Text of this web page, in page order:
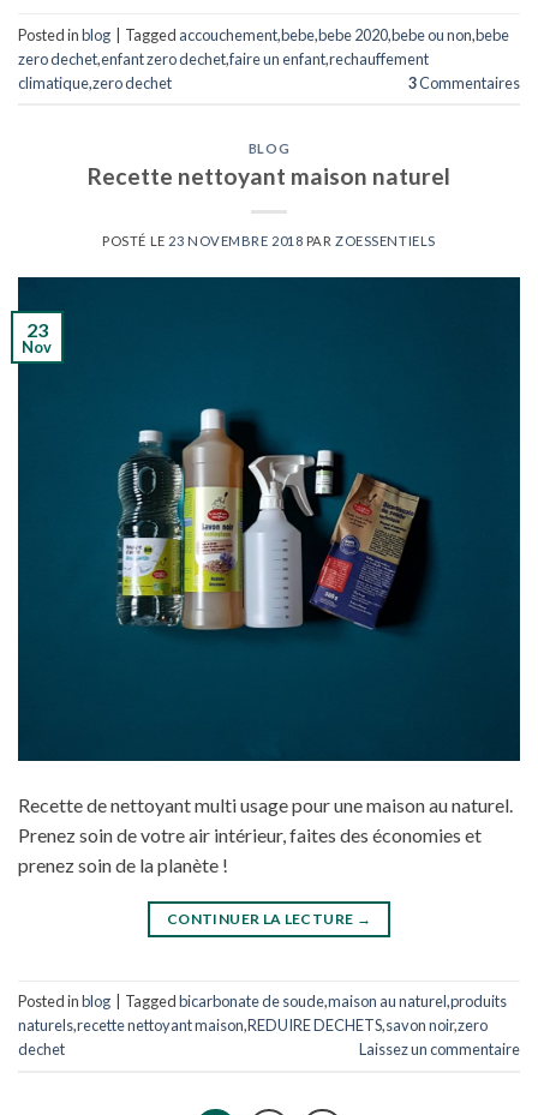
Posted inblog Tagged accouchement,bebe,bebe 2020,bebe ou non,bebe
zero dechet,enfant zero dechet,faire un enfant,rechauffement
climatique,zero dechet 3Commentaires
BLOG
Recette nettoyant maison naturel
POSTÉ LE 23 NOVEMBRE 2018 PARZOESSENTIELS
23
Nov
Recette de nettoyant multi usage pour une maison au naturel.
Prenez soin de votre air intérieur, faites des économies et
prenez soin de la planète !
CONTINUER LA LECTURE →
Posted inblog Taggedbicarbonate de soude,maison au naturel,produits
naturels,recette nettoyant maison,REDUIRE DECHETS,savon noir,zero
dechet
Laissez un commentaire